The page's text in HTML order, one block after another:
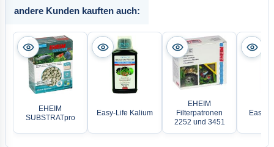
andere Kunden kauften auch:
EHEIM
SUBSTRATpro
Easy-Life Kalium
EHEIM
Filterpatronen
2252 und 3451
Easy-